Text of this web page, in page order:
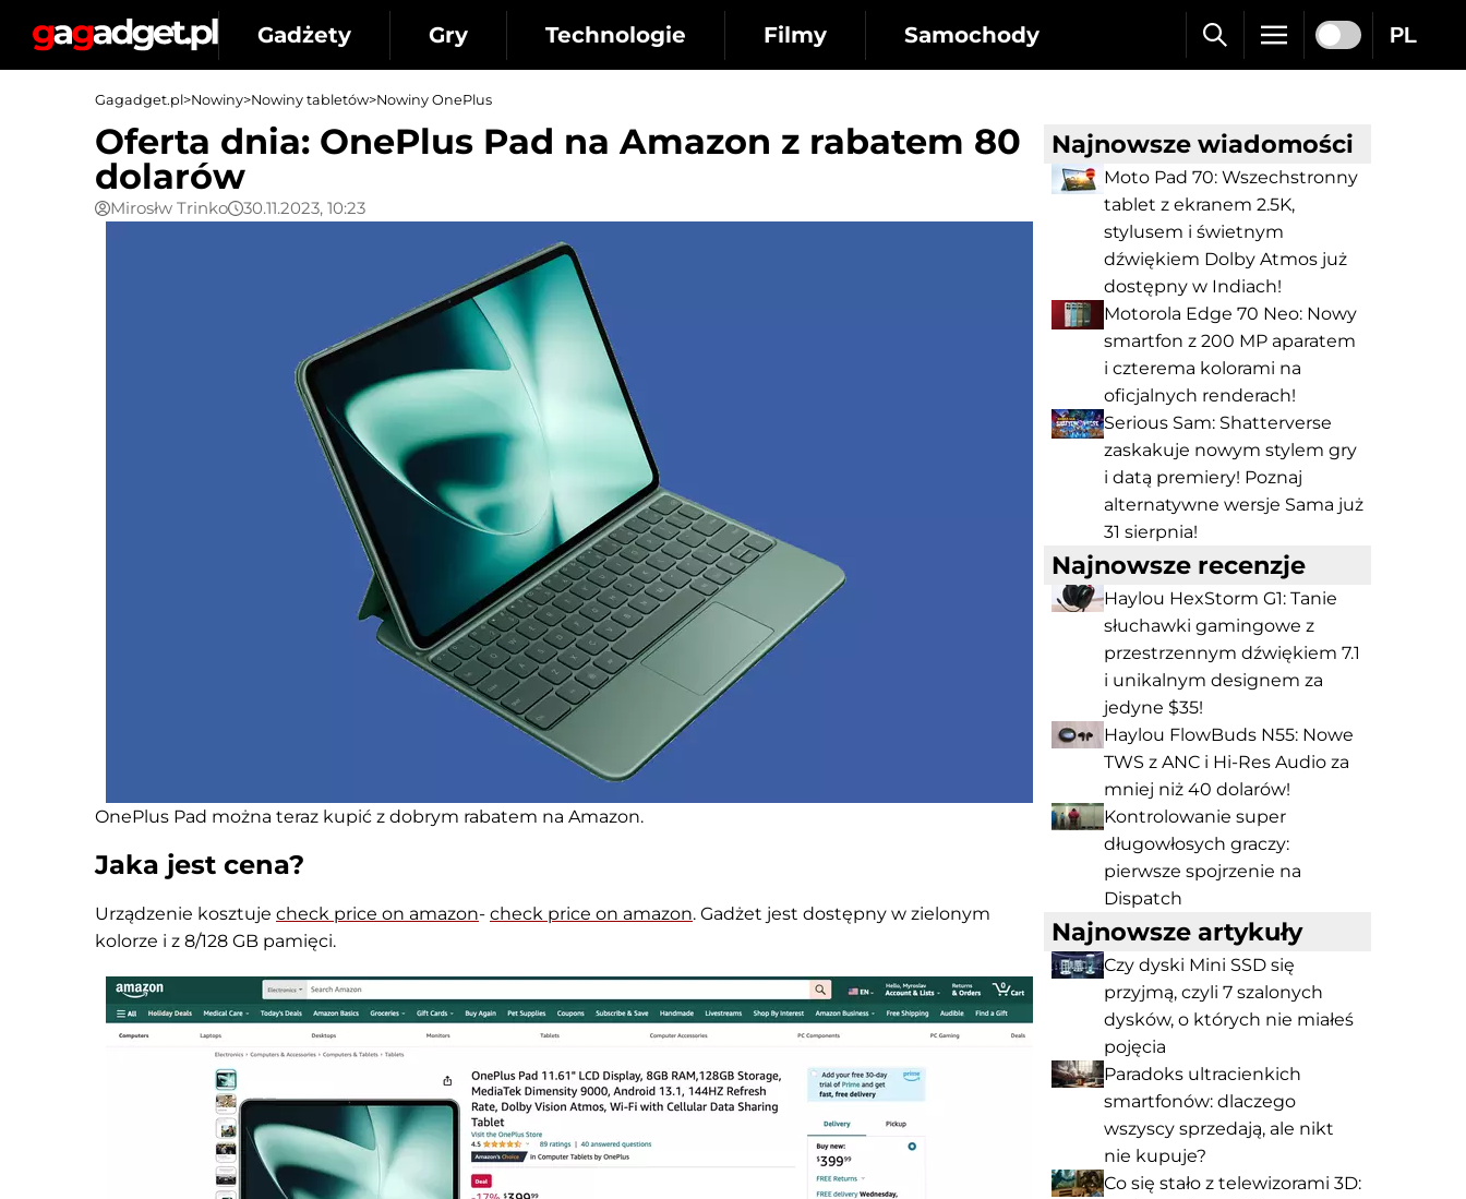
Gadżety Gry Technologie Filmy Samochody PL
Gagadget.pl>Nowiny>Nowiny tabletów>Nowiny OnePlus
Oferta dnia: OnePlus Pad na Amazon z rabatem 80
dolarów
Mirosłw Trinko 30.11.2023, 10:23
OnePlus Pad można teraz kupić z dobrym rabatem na Amazon.
Jaka jest cena?
Urządzenie kosztuje check price on amazon- check price on amazon. Gadżet jest dostępny w zielonym
kolorze i z 8/128 GB pamięci.
Najnowsze wiadomości
Moto Pad 70: Wszechstronny
tablet z ekranem 2.5K,
stylusem i świetnym
dźwiękiem Dolby Atmos już
dostępny w Indiach!
Motorola Edge 70 Neo: Nowy
smartfon z 200 MP aparatem
i czterema kolorami na
oficjalnych renderach!
Serious Sam: Shatterverse
zaskakuje nowym stylem gry
i datą premiery! Poznaj
alternatywne wersje Sama już
31 sierpnia!
Najnowsze recenzje
Haylou HexStorm G1: Tanie
słuchawki gamingowe z
przestrzennym dźwiękiem 7.1
i unikalnym designem za
jedyne $35!
Haylou FlowBuds N55: Nowe
TWS z ANC i Hi-Res Audio za
mniej niż 40 dolarów!
Kontrolowanie super
długowłosych graczy:
pierwsze spojrzenie na
Dispatch
Najnowsze artykuły
Czy dyski Mini SSD się
przyjmą, czyli 7 szalonych
dysków, o których nie miałeś
pojęcia
Paradoks ultracienkich
smartfonów: dlaczego
wszyscy sprzedają, ale nikt
nie kupuje?
Co się stało z telewizorami 3D: